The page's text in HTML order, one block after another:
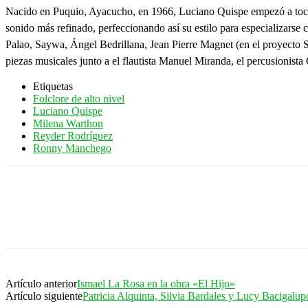
Nacido en Puquio, Ayacucho, en 1966, Luciano Quispe empezó a
sonido más refinado, perfeccionando así su estilo para
Palao, Saywa, Ángel Bedrillana, Jean Pierre Magnet (en el
piezas musicales junto a el flautista Manuel Miranda, el
Etiquetas
Folclore de alto nivel
Luciano Quispe
Milena Warthon
Reyder Rodríguez
Ronny Manchego
Artículo anteriorIsmael La Rosa en la obra «El Hijo»
Artículo siguientePatricia Alquinta, Silvia Bardales y Lucy